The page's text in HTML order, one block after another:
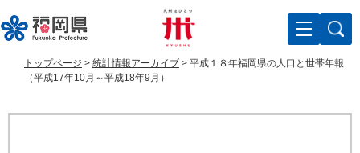
ー
ジ
ニ
ュ
トップページ > 統計情報アーカイブ > 平成１８年福岡県の人口と世帯年報
（平成17年10月～平成18年9月）